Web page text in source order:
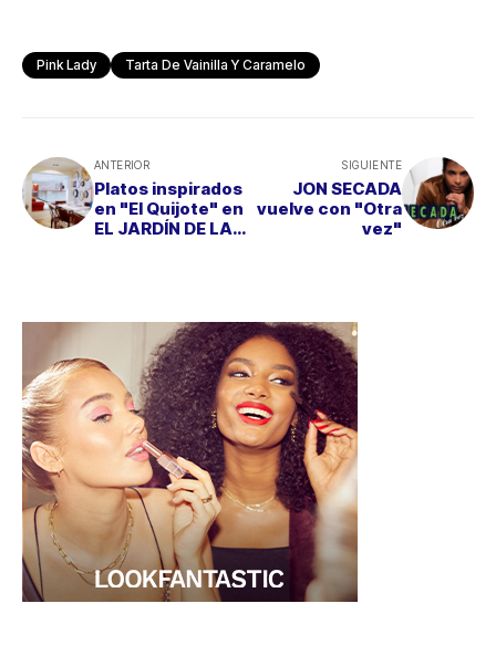
Pink Lady Tarta De Vainilla Y Caramelo
ANTERIOR
Platos inspirados
en "El Quijote" en
EL JARDÍN DE LA
SIGUIENTE
JON SECADA
vuelve con "Otra
vez"